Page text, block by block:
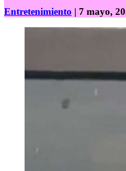
Entretenimiento | 7 mayo,